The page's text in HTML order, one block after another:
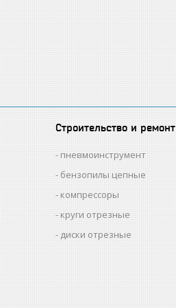
Строительство и ремонт
пневмоинструмент
бензопилы цепные
компрессоры
круги отрезные
диски отрезные